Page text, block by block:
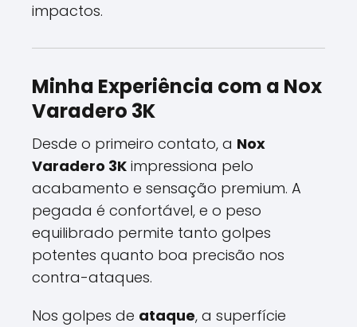
impactos.
Minha Experiência com a Nox
Varadero 3K
Desde o primeiro contato, a Nox
Varadero 3K impressiona pelo
acabamento e sensação premium. A
pegada é confortável, e o peso
equilibrado permite tanto golpes
potentes quanto boa precisão nos
contra-ataques.
Nos golpes de ataque, a superfície